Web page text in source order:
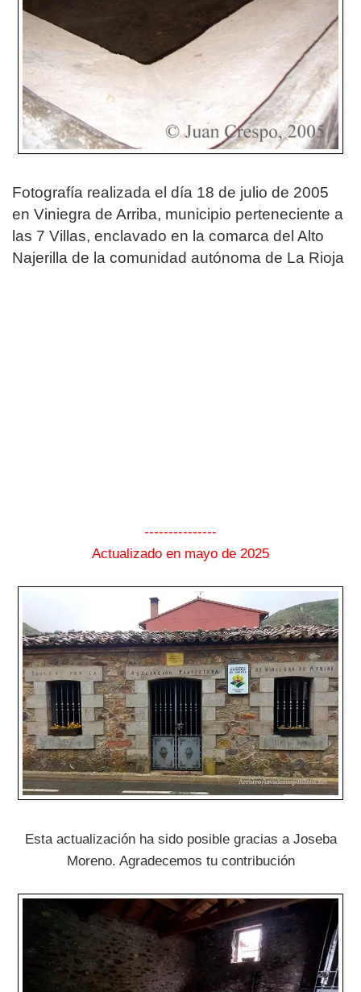
Fotografía realizada el día 18 de julio de 2005
en Viniegra de Arriba, municipio perteneciente a
las 7 Villas, enclavado en la comarca del Alto
Najerilla de la comunidad autónoma de La Rioja
---------------
Actualizado en mayo de 2025
Esta actualización ha sido posible gracias a Joseba
Moreno. Agradecemos tu contribución